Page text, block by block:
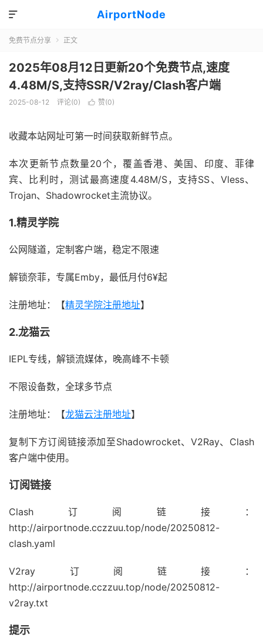
AirportNode

免费节点分享  正文
2025年08月12日更新20个免费节点,速度
4.48M/S,支持SSR/V2ray/Clash客户端
2025-08-12 评论(0)  赞(0)
收藏本站网址可第一时间获取新鲜节点。
本次更新节点数量20个，覆盖香港、美国、印度、菲律
宾、比利时，测试最高速度4.48M/S，支持SS、Vless、
Trojan、Shadowrocket主流协议。
1.精灵学院
公网隧道，定制客户端，稳定不限速
解锁奈菲，专属Emby，最低月付6¥起
注册地址：【精灵学院注册地址】
2.龙猫云
IEPL专线，解锁流媒体，晚高峰不卡顿
不限设备数，全球多节点
注册地址：【龙猫云注册地址】
复制下方订阅链接添加至Shadowrocket、V2Ray、Clash
客户端中使用。
订阅链接
Clash订阅链接：
http://airportnode.cczzuu.top/node/20250812-
clash.yaml
V2ray订阅链接：
http://airportnode.cczzuu.top/node/20250812-
v2ray.txt
提示